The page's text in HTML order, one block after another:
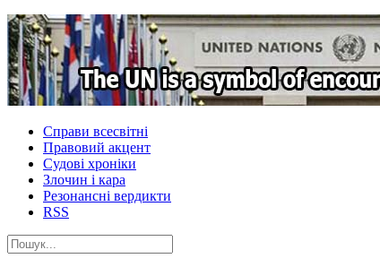
Справи всесвітні
Правовий акцент
Судові хроніки
Злочин і кара
Резонансні вердикти
RSS